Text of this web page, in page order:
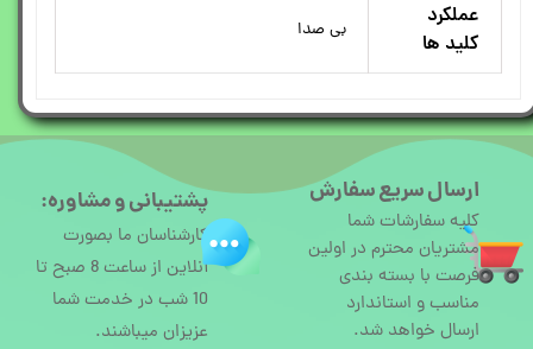
عملکرد
کلید ها
بی صدا
ارسال سریع سفارش
کلیه سفارشات شما
مشتریان محترم در اولین
فرصت با بسته بندی
مناسب و استاندارد
ارسال خواهد شد.
پشتیبانی و مشاوره:
کارشناسان ما بصورت
آنلاین از ساعت 8 صبح تا
10 شب در خدمت شما
عزیزان میباشند.